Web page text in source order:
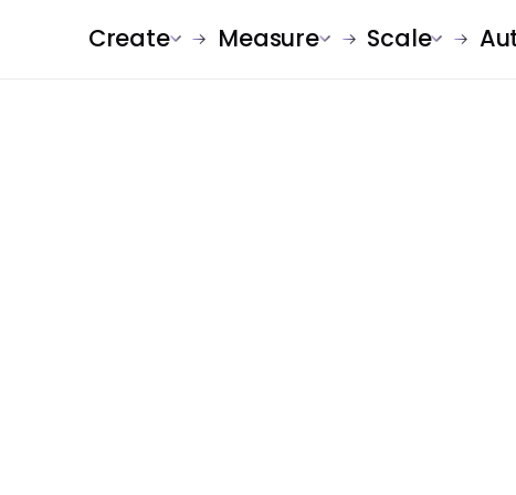
Create Measure Scale